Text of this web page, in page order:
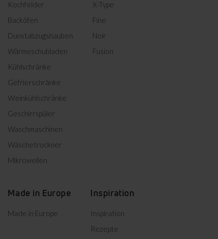
Bedienungsanleitung
Bedienungsanleitung
Informationsblatt
Produktinformation
DE Technische Zeichnungen
Product photo KH 17285-3
Kochfelder
Backöfen
Dunstabzugshauben
Wärmeschubladen
Kühlschränke
Gefrierschränke
Weinkühlschränke
Geschirrspüler
Waschmaschinen
Wäschetrockner
Mikrowellen
X-Type
Fine
Noir
Fusion
Made in Europe
Made in Europe
Inspiration
Inspiration
Rezepte